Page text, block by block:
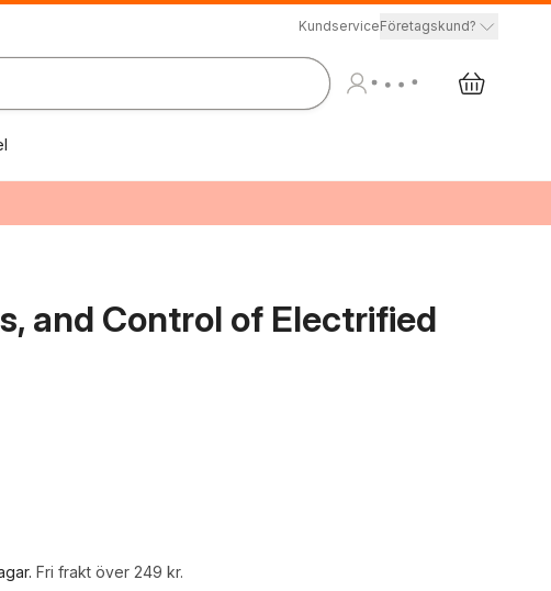
KundserviceFöretagskund?
and Control of Electrified
. Fri frakt över 249 kr.